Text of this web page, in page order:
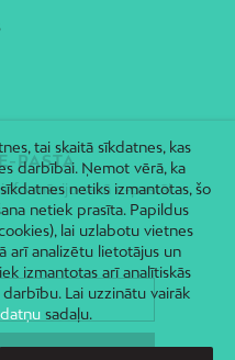
PASTĀ
savā e-pastā!
tai skaitā sīkdatnes, kas
darbībai. Ņemot vērā, ka
netiks izmantotas, šo
netiek prasīta. Papildus
lai uzlabotu vietnes
arī analizētu lietotājus un
izmantotas arī analītiskās
Lai uzzinātu vairāk
sadaļu.